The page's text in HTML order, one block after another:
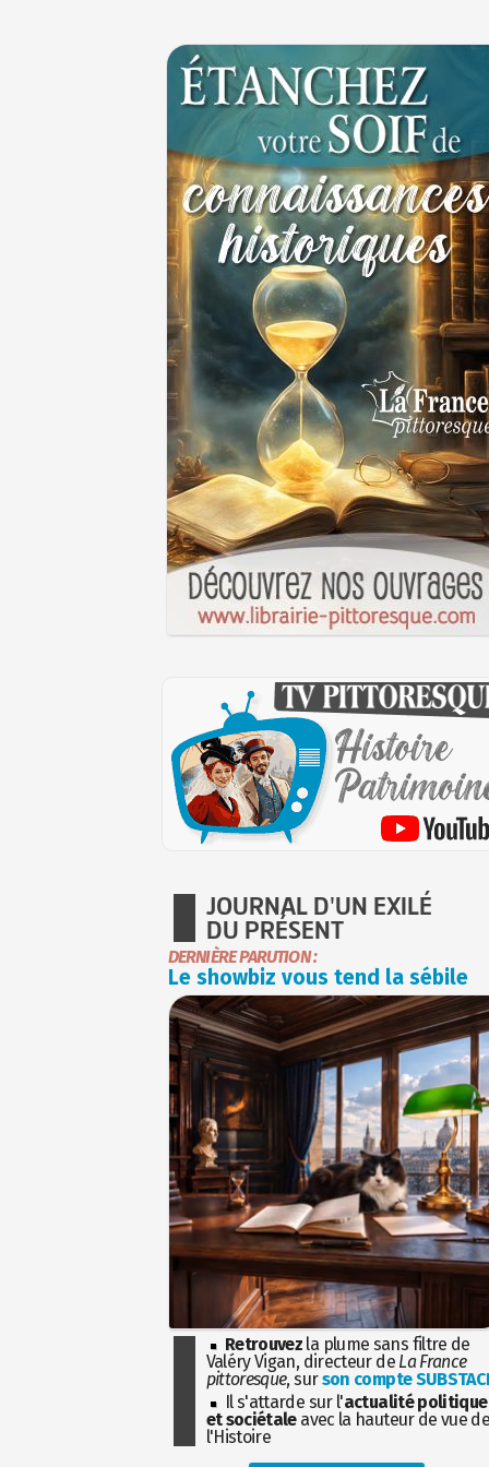
JOURNAL D'UN EXILÉ
DU PRÉSENT
DERNIÈRE PARUTION :
Le showbiz vous tend la sébile
Retrouvez la plume sans filtre de
Valéry Vigan, directeur de La France
pittoresque, surson compte
Il s'attarde sur l'actualité politique
et sociétaleavec la hauteur de vue
l'Histoire